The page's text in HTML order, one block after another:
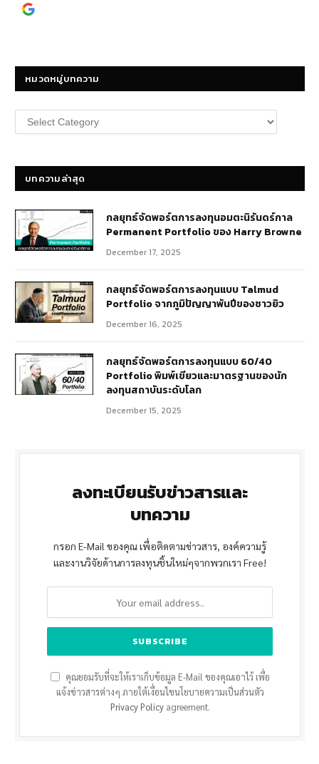
หมวดหมู่บทความ
หมวด
หมู่
บทความล่าสุด
กลยุทธ์​จัดพอร์ตการลงทุนอมตะนิรันดร์กาล
Permanent Portfolio ของ Harry Browne
December 17, 2025
กลยุทธ์จัดพอร์ตการลงทุนแบบ Talmud
Portfolio จากภูมิปัญญาพันปีของชาวยิว
December 16, 2025
กลยุทธ์จัดพอร์ตการลงทุนแบบ 60/40
Portfolio พิมพ์เขียวและมาตรฐานของนัก
ลงทุนสถาบันระดับโลก
December 15, 2025
ลงทะเบียนรับข่าวสารและ
บทความ
กรอก E-Mail ของคุณ เพื่อติดตามข่าวสาร, องค์ความรู้
และงานวิจัยด้านการลงทุนชิ้นใหม่ๆจากพวกเรา Free!
คุณยอมรับที่จะให้เราเก็บข้อมูล E-Mail ของคุณเอาไว้ เพื่อ
แจ้งข่าวสารต่างๆ ภายใต้เงื่อนไขนโยบายความเป็นส่วนตัว
Privacy Policyagreement.